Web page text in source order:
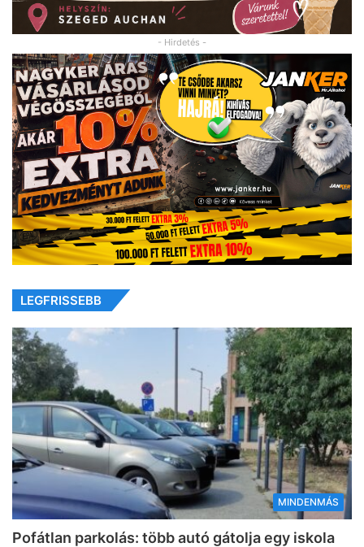
- Hirdetés -
LEGFRISSEBB
MINDENMÁS
Pofátlan parkolás: több autó gátolja egy iskola